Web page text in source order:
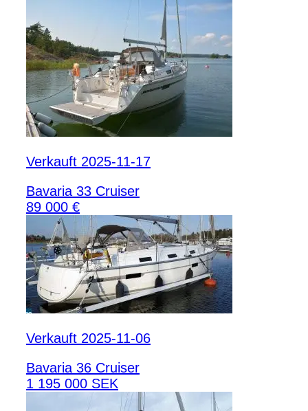
Verkauft 2025-11-17
Bavaria 33 Cruiser
89 000 €
Verkauft 2025-11-06
Bavaria 36 Cruiser
1 195 000 SEK